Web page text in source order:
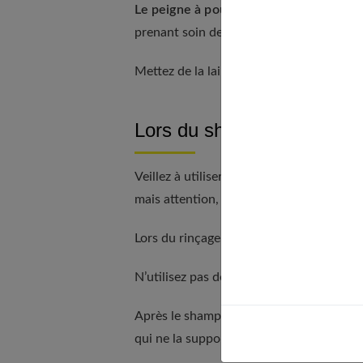
Le peigne à poux électronique
prenant soin de n’oublier aucune
Mettez de la laine entre les dents d’un
Lors du shampooing :
Veillez à utiliser de
mais attention, cela n’éradique pas tous
Lors du rinçage, ajoutez du
N’utilisez pas de sèche-cheveux, vous
Après le shampooing, si l’enfant est en
qui ne la supportent pas.